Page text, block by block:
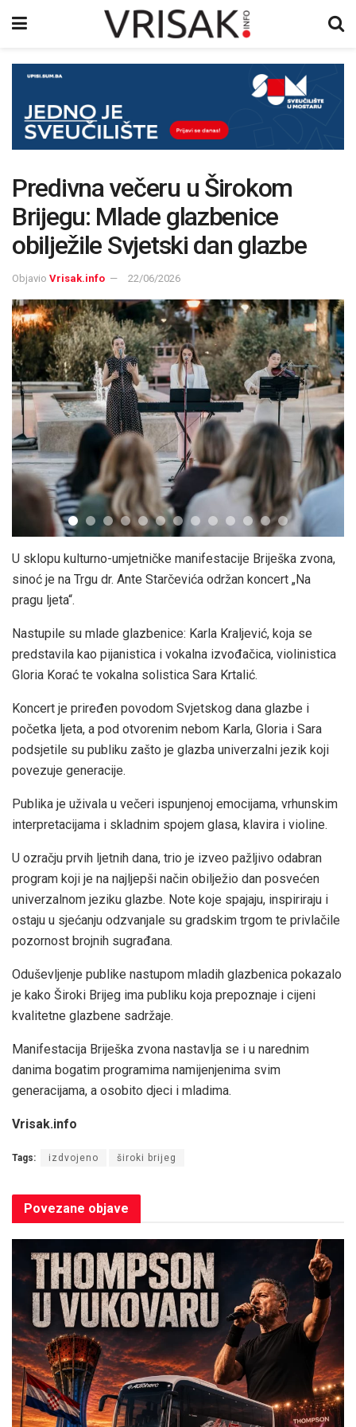
Predivna večeru u Širokom
Brijegu: Mlade glazbenice
obilježile Svjetski dan glazbe
Objavio Vrisak.info 22/06/2026
U sklopu kulturno-umjetničke manifestacije Briješka zvona,
sinoć je na Trgu dr. Ante Starčevića održan koncert „Na
pragu ljeta“.
Nastupile su mlade glazbenice: Karla Kraljević, koja se
predstavila kao pijanistica i vokalna izvođačica, violinistica
Gloria Korać te vokalna solistica Sara Krtalić.
Koncert je priređen povodom Svjetskog dana glazbe i
početka ljeta, a pod otvorenim nebom Karla, Gloria i Sara
podsjetile su publiku zašto je glazba univerzalni jezik koji
povezuje generacije.
Publika je uživala u večeri ispunjenoj emocijama, vrhunskim
interpretacijama i skladnim spojem glasa, klavira i violine.
U ozračju prvih ljetnih dana, trio je izveo pažljivo odabran
program koji je na najljepši način obilježio dan posvećen
univerzalnom jeziku glazbe. Note koje spajaju, inspiriraju i
ostaju u sjećanju odzvanjale su gradskim trgom te privlačile
pozornost brojnih sugrađana.
Oduševljenje publike nastupom mladih glazbenica pokazalo
je kako Široki Brijeg ima publiku koja prepoznaje i cijeni
kvalitetne glazbene sadržaje.
Manifestacija Briješka zvona nastavlja se i u narednim
danima bogatim programima namijenjenima svim
generacijama, a osobito djeci i mladima.
Vrisak.info
Tags: izdvojeno široki brijeg
Povezane objave